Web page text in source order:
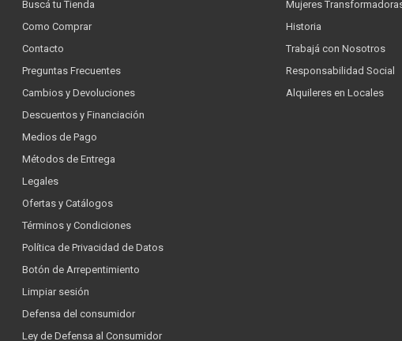
Buscá tu Tienda
Como Comprar
Contacto
Preguntas Frecuentes
Cambios y Devoluciones
Descuentos y Financiación
Medios de Pago
Métodos de Entrega
Legales
Ofertas y Catálogos
Términos y Condiciones
Política de Privacidad de Datos
Botón de Arrepentimiento
Limpiar sesión
Defensa del consumidor
Ley de Defensa al Consumidor
Mujeres
Historia
Trabajá con Nosotros
Responsabilidad Social
Alquileres en Locales